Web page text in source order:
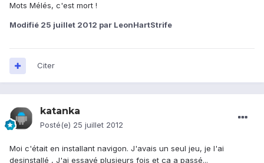
Mots Mélés, c'est mort !
Modifié 25 juillet 2012 par LeonHartStrife
Citer
katanka
Posté(e) 25 juillet 2012
Moi c'était en installant navigon. J'avais un seul jeu, je l'ai
desinstallé , J'ai essayé plusieurs fois et ça a passé...